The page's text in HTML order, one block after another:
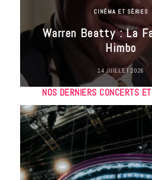
CINÉMA ET SÉRIES
Warren Beatty : La
Himbo
14 JUILLET 2026
NOS DERNIERS CONCERTS